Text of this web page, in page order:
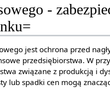
-
jest ochrona przed
przedsiębiorstwa. W
związane z produkcją i
lub spadki cen mogą